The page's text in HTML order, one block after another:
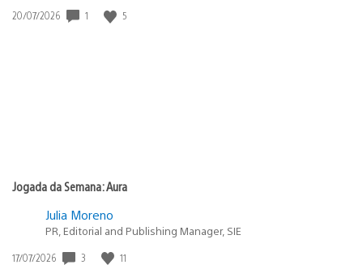
Data
20/07/2026 1 5
Jogada da Semana: Aura
Julia Moreno
PR, Editorial and Publishing Manager, SIE
Data
17/07/2026 3 11